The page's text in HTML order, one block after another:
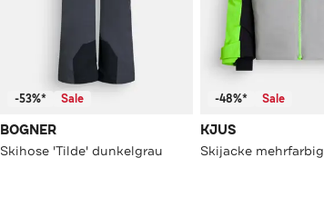
-53%* Sale
BOGNER
Skihose 'Tilde' dunkelgrau
-48%* Sale
KJUS
Skijacke mehrfarbig